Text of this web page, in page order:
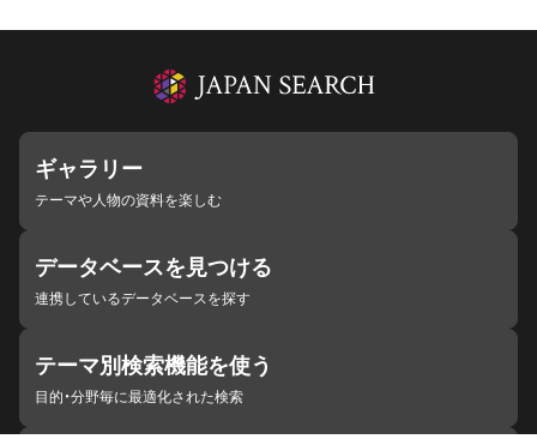
ギャラリー
テーマや人物の資料を楽しむ
データベースを見つける
連携しているデータベースを探す
テーマ別検索機能を使う
目的・分野毎に最適化された検索